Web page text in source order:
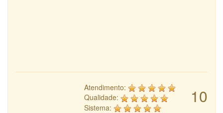
10
Atendimento:
Qualidade:
Sistema: